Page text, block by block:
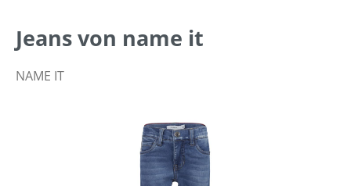
Jeans von name it
NAME IT
Bildergalerie überspringen